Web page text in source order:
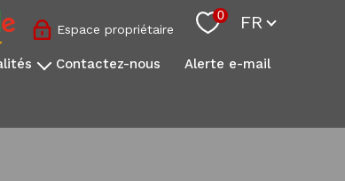
Espace propriétaire
0 FR
contactez-nous alerte e-mail